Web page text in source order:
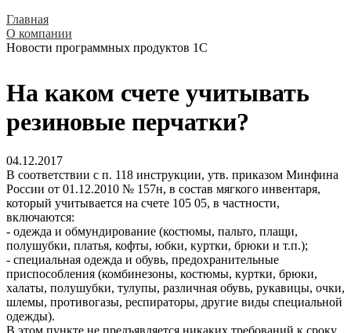
Главная
О компании
Новости программных продуктов 1С
На каком счете учитывать
резиновые перчатки?
04.12.2017
В соответствии с п. 118 инструкции, утв. приказом Минфина
России от 01.12.2010 № 157н, в состав мягкого инвентаря,
который учитывается на счете 105 05, в частности,
включаются:
- одежда и обмундирование (костюмы, пальто, плащи,
полушубки, платья, кофты, юбки, куртки, брюки и т.п.);
- специальная одежда и обувь, предохранительные
приспособления (комбинезоны, костюмы, куртки, брюки,
халаты, полушубки, тулупы, различная обувь, рукавицы, очки,
шлемы, противогазы, респираторы, другие виды специальной
одежды).
В этом пункте не предъявляется никаких требований к сроку